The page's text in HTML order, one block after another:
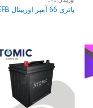
باتری 66 آمپر اوربیتال EFB